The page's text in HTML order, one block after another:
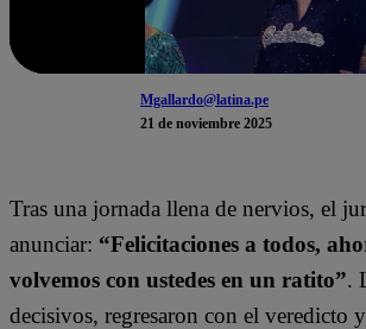
Mgallardo@latina.pe
21 de noviembre 2025
Tras una jornada llena de nervios, el
anunciar: “Felicitaciones a todos,
volvemos con ustedes en un ratito”.
decisivos, regresaron con el veredicto